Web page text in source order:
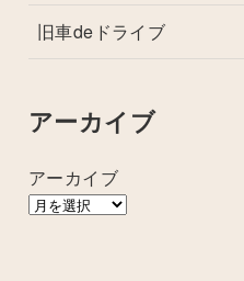
旧車deドライブ
アーカイブ
アーカイブ